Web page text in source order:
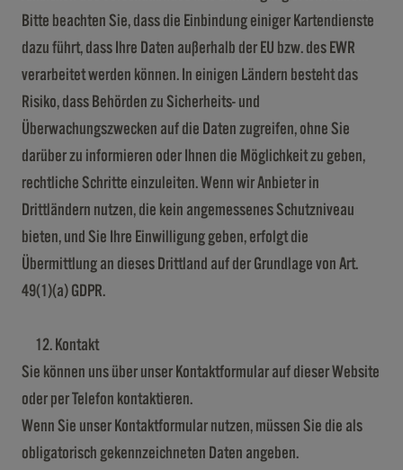
Bitte beachten Sie, dass die Einbindung einiger Kartendienste
dazu führt, dass Ihre Daten außerhalb der EU bzw. des EWR
verarbeitet werden können. In einigen Ländern besteht das
Risiko, dass Behörden zu Sicherheits- und
Überwachungszwecken auf die Daten zugreifen, ohne Sie
darüber zu informieren oder Ihnen die Möglichkeit zu geben,
rechtliche Schritte einzuleiten. Wenn wir Anbieter in
Drittländern nutzen, die kein angemessenes Schutzniveau
bieten, und Sie Ihre Einwilligung geben, erfolgt die
Übermittlung an dieses Drittland auf der Grundlage von Art.
49(1)(a) GDPR.
Kontakt
Sie können uns über unser Kontaktformular auf dieser Website
oder per Telefon kontaktieren.
Wenn Sie unser Kontaktformular nutzen, müssen Sie die als
obligatorisch gekennzeichneten Daten angeben.